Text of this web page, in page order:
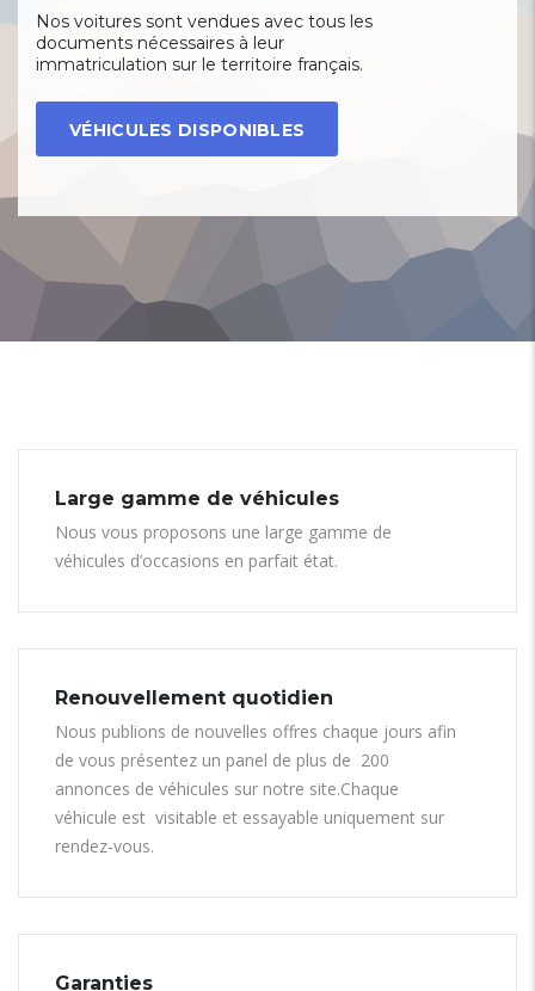
Nos voitures sont vendues avec tous les
documents nécessaires à leur
immatriculation sur le territoire français.
VÉHICULES DISPONIBLES
Large gamme de véhicules
Nous vous proposons une large gamme de
véhicules d’occasions en parfait état.
Renouvellement quotidien
Nous publions de nouvelles offres chaque jours afin
de vous présentez un panel de plus de 200
annonces de véhicules sur notre site.Chaque
véhicule est visitable et essayable uniquement sur
rendez-vous.
Garanties